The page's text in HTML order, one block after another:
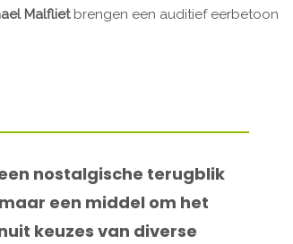
Malflietbrengen een auditief eerbetoon
nostalgische terugblik
een middel om het
keuzes van diverse